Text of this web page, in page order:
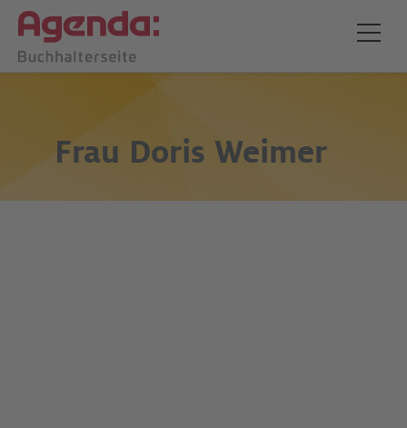
Frau Doris Weimer